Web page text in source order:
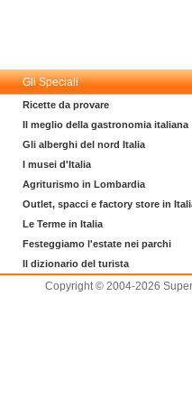
Gli Speciali
Ricette da provare
Il meglio della gastronomia italiana
Gli alberghi del nord Italia
I musei d'Italia
Agriturismo in Lombardia
Outlet, spacci e factory store in
Le Terme in Italia
Festeggiamo l'estate nei parchi
Il dizionario del turista
Copyright © 2004-2026